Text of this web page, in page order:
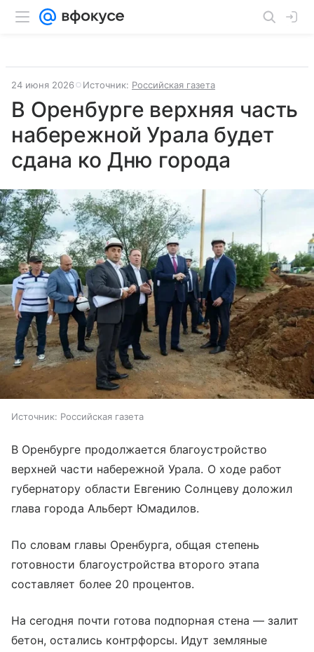
24 июня 2026 Источник: Российская газета
В Оренбурге верхняя часть
набережной Урала будет
сдана ко Дню города
Источник: Российская газета
В Оренбурге продолжается благоустройство
верхней части набережной Урала. О ходе работ
губернатору области Евгению Солнцеву доложил
глава города Альберт Юмадилов.
По словам главы Оренбурга, общая степень
готовности благоустройства второго этапа
составляет более 20 процентов.
На сегодня почти готова подпорная стена — залит
бетон, остались контрфорсы. Идут земляные